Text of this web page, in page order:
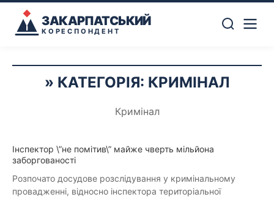
ЗАКАРПАТСЬКИЙ
КОРЕСПОНДЕНТ
КАТЕГОРІЯ: КРИМІНАЛ
Кримінал
Інспектор \”не помітив\” майже чверть мільйона
заборгованості
Розпочато досудове розслідування у кримінальному
провадженні, відносно інспектора територіальної